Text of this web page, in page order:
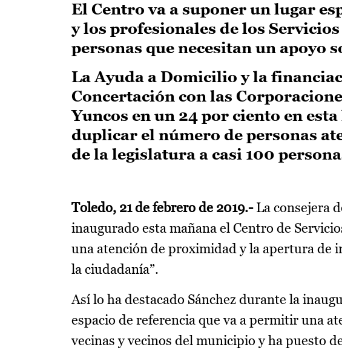
El Centro va a suponer un lugar
y los profesionales de los
personas que necesitan un apoyo
La Ayuda a Domicilio y la
Concertación con las
Yuncos en un 24 por ciento en
duplicar el número de personas
de la legislatura a casi 100
Toledo, 21 de febrero de 2019.-La consejera
inaugurado esta mañana el Centro de
una atención de proximidad y la apertura de
la ciudadanía”.
Así lo ha destacado Sánchez durante la
espacio de referencia que va a permitir una
vecinas y vecinos del municipio y ha puesto